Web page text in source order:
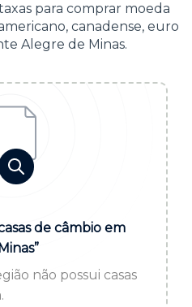
SE
para comprar moeda
canadense, euro
Alegre de Minas.
de câmbio em
não possui casas